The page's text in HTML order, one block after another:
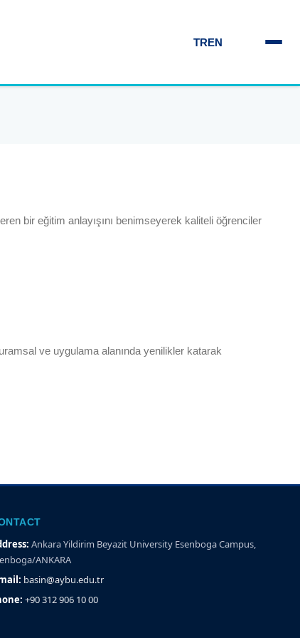
TREN
bir eğitim anlayışını benimseyerek kaliteli öğrenciler
ve uygulama alanında yenilikler katarak
Ankara Yildirim Beyazit University Esenboga Campus,
ANKARA
basin@aybu.edu.tr
+90 312 906 10 00